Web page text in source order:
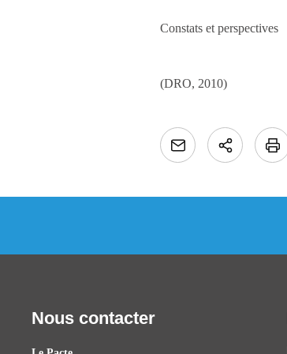
Constats et perspectives
(DRO, 2010)
Nous contacter